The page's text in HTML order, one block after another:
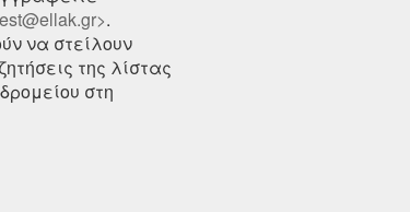
.
να στείλουν
της λίστας
στη